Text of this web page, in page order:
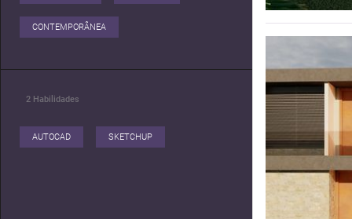
CONTEMPORÂNEA
2 Habilidades
AUTOCAD SKETCHUP